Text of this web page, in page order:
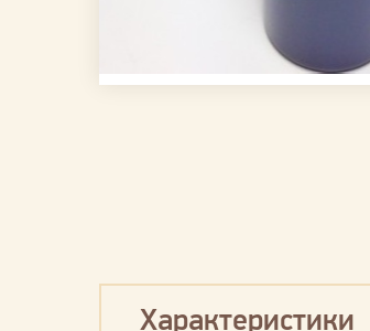
Характеристики